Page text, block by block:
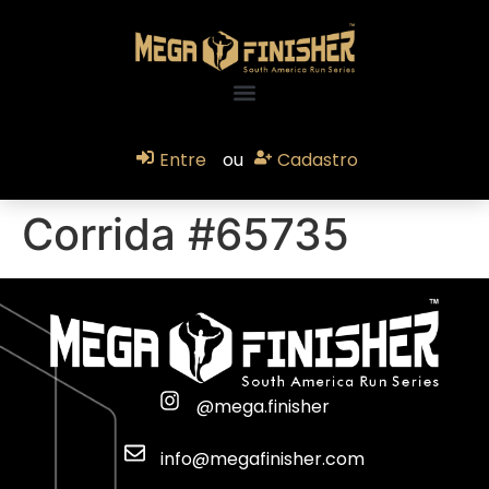
Entre ou Cadastro
Corrida #65735
@mega.finisher
info@megafinisher.com